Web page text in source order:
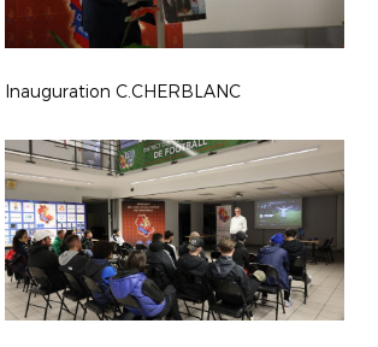
Inauguration C.CHERBLANC